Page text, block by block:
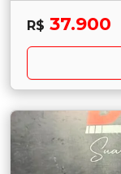
R$ 37.900